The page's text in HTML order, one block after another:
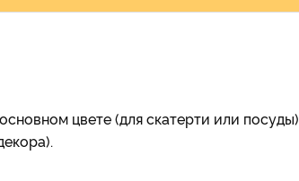
цвете (для скатерти или посуды)